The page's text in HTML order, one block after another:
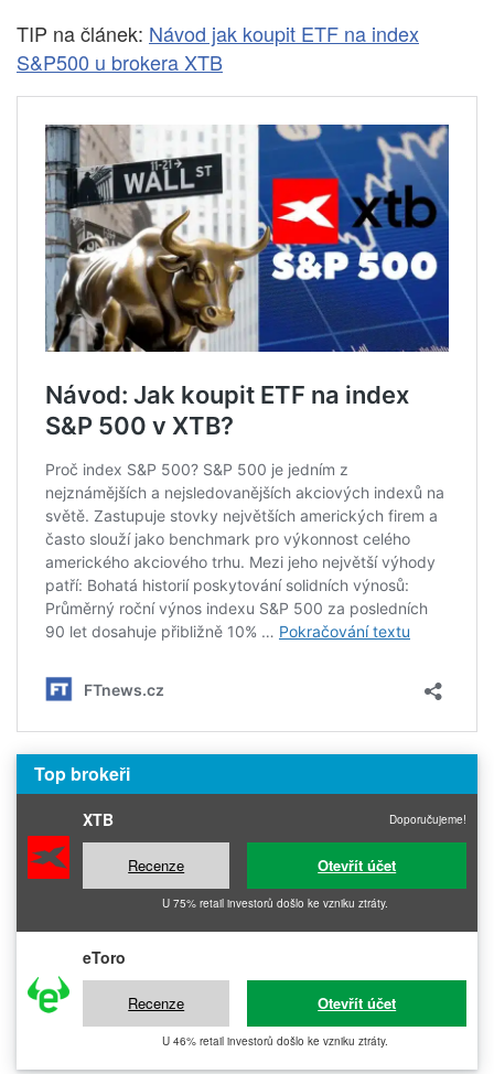
TIP na článek: Návod jak koupit ETF na index
S&P500 u brokera XTB
Top brokeři
XTB Doporučujeme!
Recenze Otevřít účet
U 75% retail investorů došlo ke vzniku ztráty.
eToro
Recenze Otevřít účet
U 46% retail investorů došlo ke vzniku ztráty.